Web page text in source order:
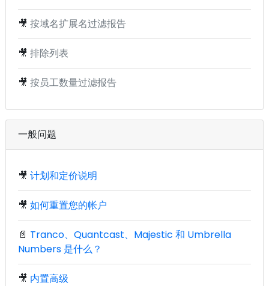
🎥 按域名扩展名过滤报告
🎥 排除列表
🎥 按员工数量过滤报告
一般问题
🎥 计划和定价说明
🎥 如何重置您的帐户
📄 Tranco、Quantcast、Majestic 和 Umbrella
Numbers 是什么？
🎥 内置高级